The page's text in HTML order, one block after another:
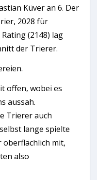
Küver an 6. Der
2028 für
(2148) lag
der Trierer.
offen, wobei es
aussah.
Trierer auch
lange spielte
oberflächlich mit,
also